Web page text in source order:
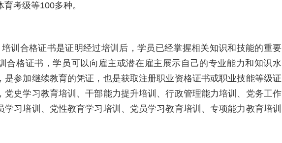
育考级等100多种。
培训合格证书是证明经过培训后，学员已经掌握相关知识和技能的重要
合格证书，学员可以向雇主或潜在雇主展示自己的专业能力和知识水
是参加继续教育的凭证，也是获取注册职业资格证书或职业技能等级证
党史学习教育培训、干部能力提升培训、行政管理能力培训、党务工作
学习培训、党性教育学习培训、党员学习教育培训、专项能力教育培训